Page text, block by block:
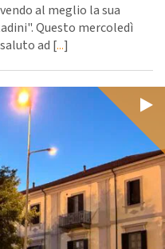
al meglio la sua
Questo mercoledì
ad [...]